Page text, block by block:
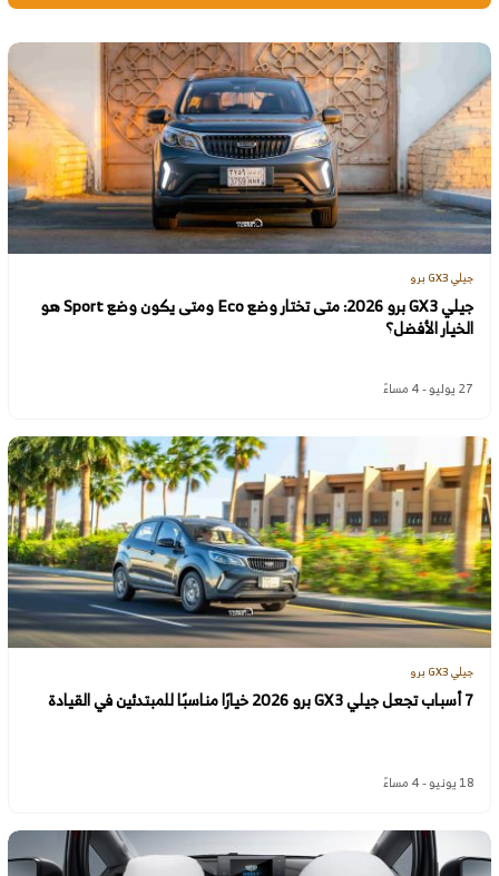
جيلي GX3 برو
جيلي GX3 برو 2026: متى تختار وضع Eco ومتى يكون وضع Sport هو
الخيار الأفضل؟
27 يوليو - 4 مساءً
جيلي GX3 برو
7 أسباب تجعل جيلي GX3 برو 2026 خيارًا مناسبًا للمبتدئين في القيادة
18 يونيو - 4 مساءً